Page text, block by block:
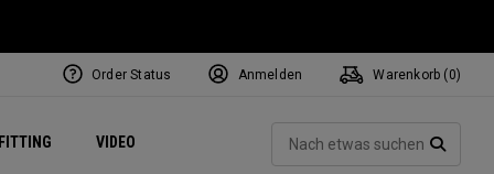
VIDEO Exclusive Mavrik Complete Sets
Exklusiv - Golfbälle
Women's Golf Balls
Exklusiv - Zubehör
Regional Performance Centers
Order Status Anmelden Warenkorb ( 0)